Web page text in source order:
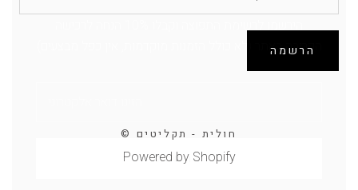
הקרובה באתר (לא כולל הזמנות מוקדמות, אין כפל מבצעים)
הרשמה
הרשמה
© חולית - תקליטים
Powered by Shopify